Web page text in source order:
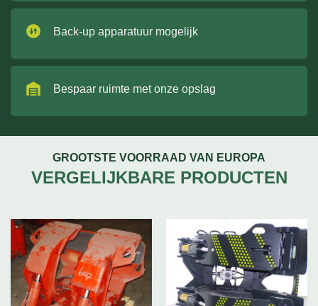
Back-up apparatuur mogelijk
Bespaar ruimte met onze opslag
GROOTSTE VOORRAAD VAN EUROPA
VERGELIJKBARE PRODUCTEN